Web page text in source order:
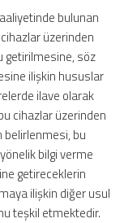
bulunan
üzerinden
getirilmesine, söz
ilişkin hususlar
ilave olarak
cihazlar üzerinden
belirlenmesi, bu
bilgi verme
getireceklerin
ilişkin diğer usul
teşkil etmektedir.